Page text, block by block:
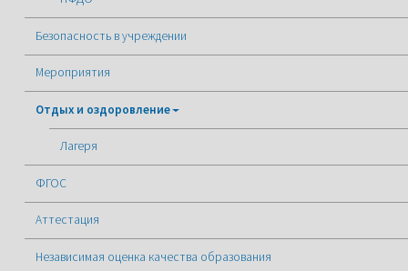
Безопасность в учреждении
Мероприятия
Отдых и оздоровление
Лагеря
ФГОС
Аттестация
Независимая оценка качества образования